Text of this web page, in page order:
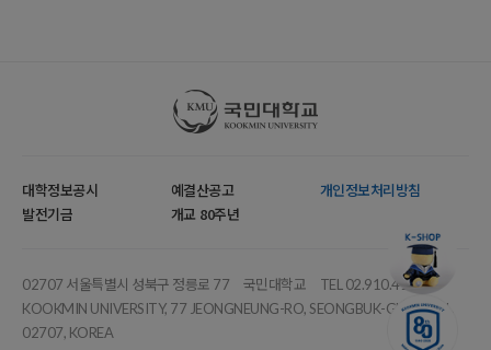
국민대학교
대학정보공시 예결산공고
개인정보처리방침
발전기금
개교 80주년
02707 서울특별시 성북구 정릉로 77 국민대학교
TEL 02.910.4114
KOOKMIN UNIVERSITY, 77 JEONGNEUNG-RO, SEONGBUK-GU, SEOUL,
02707, KOREA